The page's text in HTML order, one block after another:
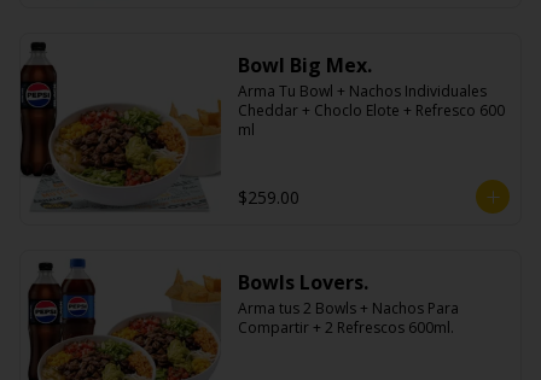
Bowl Big Mex.
Arma Tu Bowl + Nachos Individuales
Cheddar + Choclo Elote + Refresco 600
ml
$259.00
Bowls Lovers.
Arma tus 2 Bowls + Nachos Para
Compartir + 2 Refrescos 600ml.